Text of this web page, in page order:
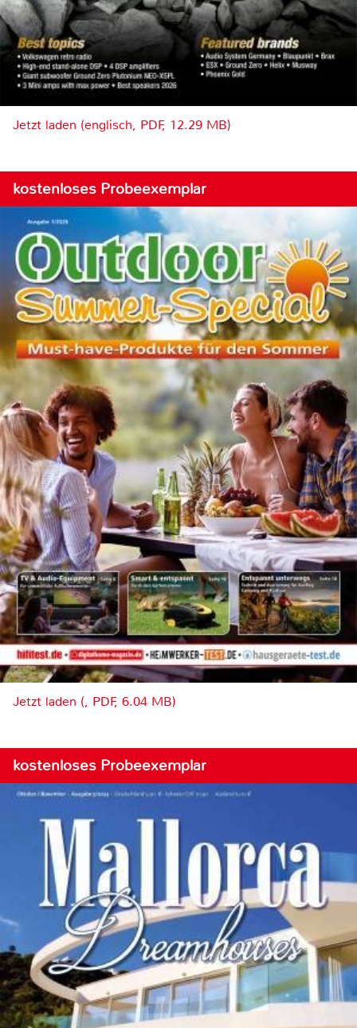
Jetzt laden (englisch, PDF, 12.29 MB)
kostenloses Probeexemplar
Jetzt laden (, PDF, 6.04 MB)
kostenloses Probeexemplar